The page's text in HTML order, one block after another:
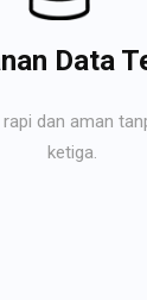
Data
dan aman
ketiga.